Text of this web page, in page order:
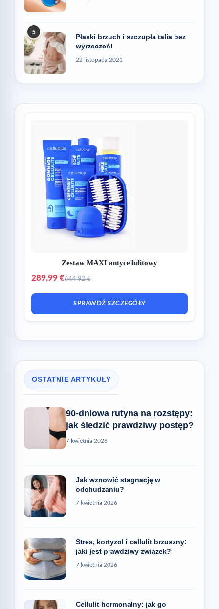
5
Płaski brzuch i szczupła talia bez
wyrzeczeń!
22 listopada 2021
Zestaw MAXI antycellulitowy
289,99 €644,92 €
SPRAWDŹ SZCZEGÓŁY
OSTATNIE ARTYKUŁY
90-dniowa rutyna na rozstępy:
jak śledzić prawdziwy postęp?
7 kwietnia 2026
Jak wznowić stagnację w
odchudzaniu?
7 kwietnia 2026
Stres, kortyzol i cellulit brzuszny:
jaki jest prawdziwy związek?
7 kwietnia 2026
Cellulit hormonalny: jak go